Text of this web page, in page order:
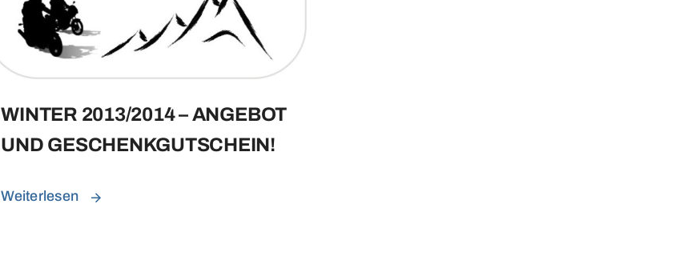
WINTER 2013/2014 – ANGEBOT
UND GESCHENKGUTSCHEIN!
Weiterlesen